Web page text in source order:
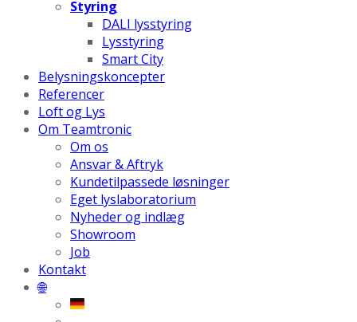
Styring
DALI lysstyring
Lysstyring
Smart City
Belysningskoncepter
Referencer
Loft og Lys
Om Teamtronic
Om os
Ansvar & Aftryk
Kundetilpassede løsninger
Eget lyslaboratorium
Nyheder og indlæg
Showroom
Job
Kontakt
🌐